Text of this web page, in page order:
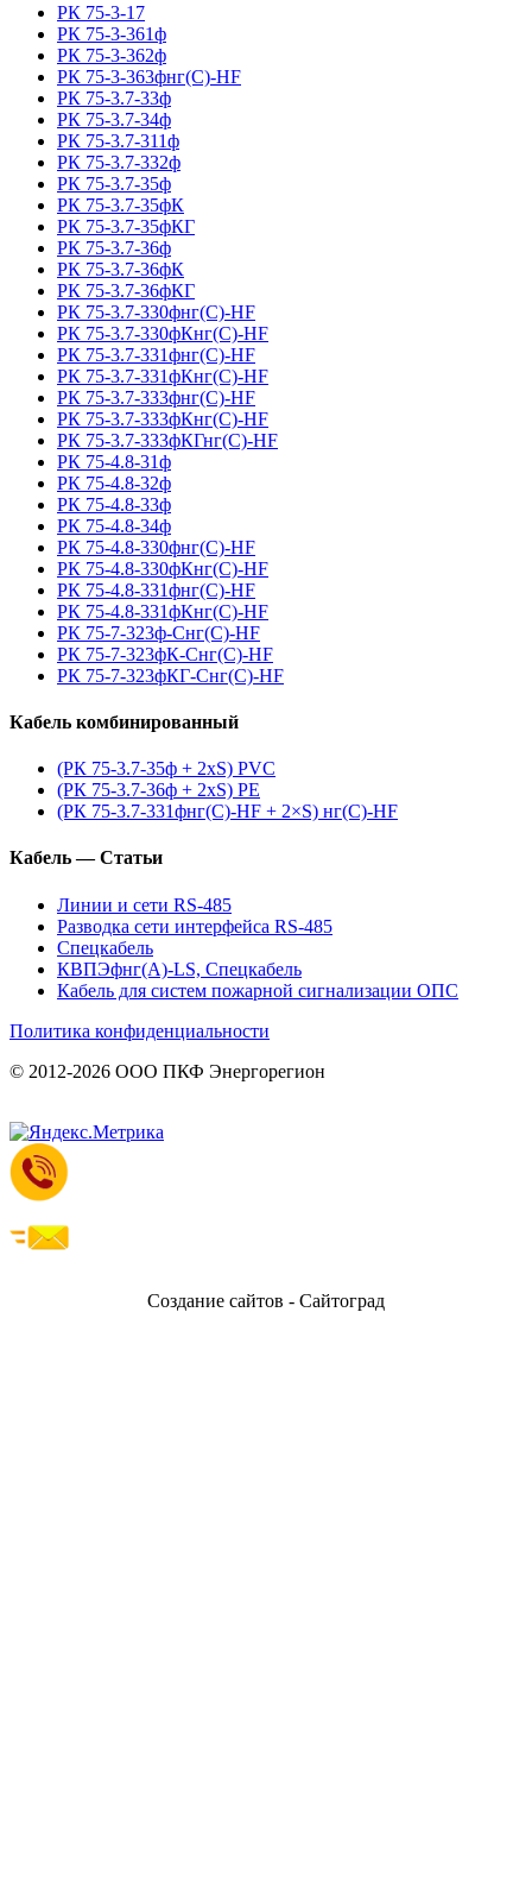
РК 75-3-17
РК 75-3-361ф
РК 75-3-362ф
РК 75-3-363фнг(С)-HF
РК 75-3.7-33ф
РК 75-3.7-34ф
РК 75-3.7-311ф
РК 75-3.7-332ф
РК 75-3.7-35ф
РК 75-3.7-35фК
РК 75-3.7-35фКГ
РК 75-3.7-36ф
РК 75-3.7-36фК
РК 75-3.7-36фКГ
РК 75-3.7-330фнг(С)-HF
РК 75-3.7-330фКнг(С)-HF
РК 75-3.7-331фнг(С)-HF
РК 75-3.7-331фКнг(С)-HF
РК 75-3.7-333фнг(С)-HF
РК 75-3.7-333фКнг(С)-HF
РК 75-3.7-333фКГнг(С)-HF
РК 75-4.8-31ф
РК 75-4.8-32ф
РК 75-4.8-33ф
РК 75-4.8-34ф
РК 75-4.8-330фнг(С)-HF
РК 75-4.8-330фКнг(С)-HF
РК 75-4.8-331фнг(С)-HF
РК 75-4.8-331фКнг(С)-HF
РК 75-7-323ф-Снг(С)-HF
РК 75-7-323фК-Снг(С)-HF
РК 75-7-323фКГ-Снг(С)-HF
Кабель комбинированный
(РК 75-3.7-35ф + 2xS) PVC
(РК 75-3.7-36ф + 2xS) PE
(РК 75-3.7-331фнг(С)-HF + 2×S) нг(С)-HF
Кабель — Статьи
Линии и сети RS-485
Разводка сети интерфейса RS-485
Спецкабель
КВПЭфнг(А)-LS, Спецкабель
Кабель для систем пожарной сигнализации ОПС
Политика конфиденциальности
© 2012-2026 ООО ПКФ Энергорегион
Создание сайтов - Сайтоград